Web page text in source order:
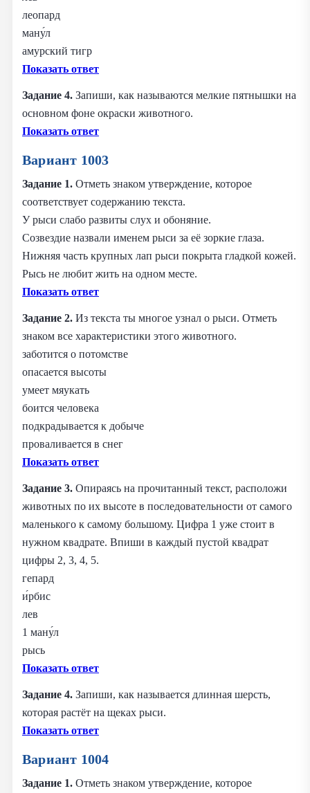
леопард
ману́л
амурский тигр
Показать ответ
Задание 4. Запиши, как называются мелкие пятнышки на
основном фоне окраски животного.
Показать ответ
Вариант 1003
Задание 1. Отметь знаком утверждение, которое
соответствует содержанию текста.
У рыси слабо развиты слух и обоняние.
Созвездие назвали именем рыси за её зоркие глаза.
Нижняя часть крупных лап рыси покрыта гладкой кожей.
Рысь не любит жить на одном месте.
Показать ответ
Задание 2. Из текста ты многое узнал о рыси. Отметь
знаком все характеристики этого животного.
заботится о потомстве
опасается высоты
умеет мяукать
боится человека
подкрадывается к добыче
проваливается в снег
Показать ответ
Задание 3. Опираясь на прочитанный текст, расположи
животных по их высоте в последовательности от самого
маленького к самому большому. Цифра 1 уже стоит в
нужном квадрате. Впиши в каждый пустой квадрат
цифры 2, 3, 4, 5.
гепард
и́рбис
лев
1 ману́л
рысь
Показать ответ
Задание 4. Запиши, как называется длинная шерсть,
которая растёт на щеках рыси.
Показать ответ
Вариант 1004
Задание 1. Отметь знаком утверждение, которое